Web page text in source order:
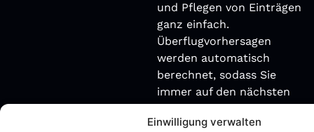
Einwilligung verwalten
und Pﬂegen von Einträgen
ganz einfach.
Überﬂugvorhersagen
werden automatisch
berechnet, sodass Sie
immer auf den nächsten
sind.